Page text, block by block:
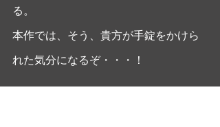
る。
本作では、そう、貴方が手錠をかけら
れた気分になるぞ・・・！